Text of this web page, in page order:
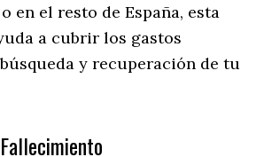
en el resto de España, esta
a cubrir los gastos
y recuperación de tu